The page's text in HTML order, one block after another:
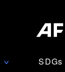
∨ SDGs